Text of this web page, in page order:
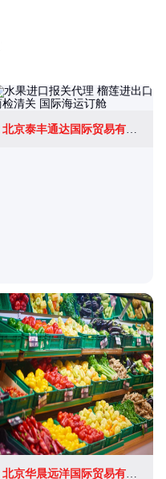
北京泰丰通达国际贸易有限公司
北京华晨远洋国际贸易有限责任公司